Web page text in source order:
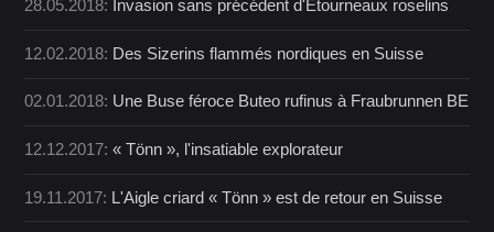
28.05.2018: Invasion sans précédent d'Etourneaux roselins
12.02.2018: Des Sizerins flammés nordiques en Suisse
02.01.2018: Une Buse féroce Buteo rufinus à Fraubrunnen BE
12.12.2017:« Tönn », l'insatiable explorateur
19.11.2017: L'Aigle criard « Tönn » est de retour en Suisse